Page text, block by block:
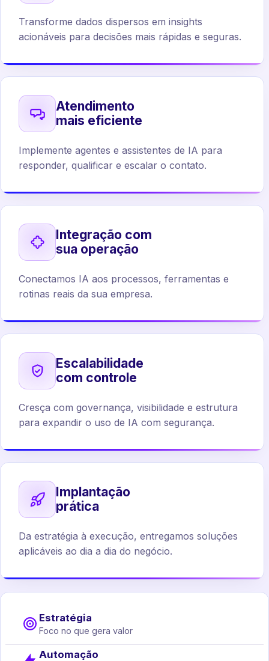
Transforme dados dispersos em insights
acionáveis para decisões mais rápidas e seguras.
Atendimento
mais eficiente
Implemente agentes e assistentes de IA para
responder, qualificar e escalar o contato.
Integração com
sua operação
Conectamos IA aos processos, ferramentas e
rotinas reais da sua empresa.
Escalabilidade
com controle
Cresça com governança, visibilidade e estrutura
para expandir o uso de IA com segurança.
Implantação
prática
Da estratégia à execução, entregamos soluções
aplicáveis ao dia a dia do negócio.
Estratégia
Foco no que gera valor
Automação